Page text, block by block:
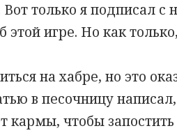
только я подписал с
этой игре. Но как
на хабре, но это
в песочницу
кармы, чтобы запостить